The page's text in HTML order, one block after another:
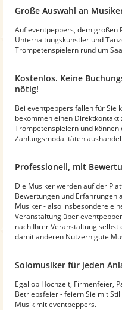
Große Auswahl an
Auf eventpeppers, dem großen
Unterhaltungskünstler und
Trompetenspielern rund um
Kostenlos. Keine
nötig!
Bei eventpeppers fallen für Sie
bekommen einen Direktkontakt
Trompetenspielern und können
Zahlungsmodalitäten
Professionell, mit
Die Musiker werden auf der
Bewertungen und Erfahrungen
Musiker - also insbesondere
Veranstaltung über
nach Ihrer Veranstaltung
damit anderen Nutzern gute
Solomusiker für jeden
Egal ob Hochzeit, Firmenfeier,
Betriebsfeier - feiern Sie mit
Musik mit eventpeppers.